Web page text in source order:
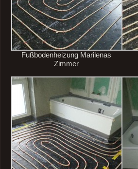
Fußbodenheizung Marilenas
Zimmer